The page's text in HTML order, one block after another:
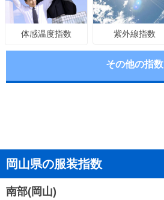
体感温度指数 紫外線指数
その他の指数
岡山県の服装指数
南部(岡山)